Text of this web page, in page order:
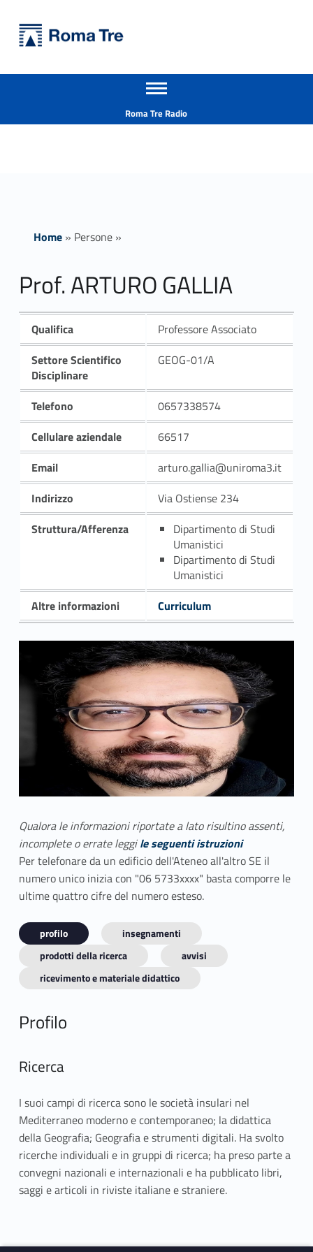
Prof. ARTURO GALLIA - Università Roma Tre
Apri il menu secondario
Roma Tre Radio
Home» Persone»
Prof. ARTURO GALLIA
Qualifica
Professore Associato
Settore Scientifico
Disciplinare
GEOG-01/A
Telefono
0657338574
Cellulare aziendale
66517
Email
arturo.gallia@uniroma3.it
Indirizzo
Via Ostiense 234
Struttura/Afferenza
Dipartimento di Studi
Umanistici
Dipartimento di Studi
Umanistici
Altre informazioni
Curriculum
Qualora le informazioni riportate a lato risultino assenti,
incomplete o errate leggile seguenti istruzioni
Per telefonare da un edificio dell'Ateneo all'altro SE il
numero unico inizia con "06 5733xxxx" basta comporre le
ultime quattro cifre del numero esteso.
profilo
insegnamenti
prodotti della ricerca
avvisi
ricevimento e materiale didattico
Profilo
Ricerca
I suoi campi di ricerca sono le società insulari nel
Mediterraneo moderno e contemporaneo; la didattica
della Geografia; Geografia e strumenti digitali. Ha svolto
ricerche individuali e in gruppi di ricerca; ha preso parte a
convegni nazionali e internazionali e ha pubblicato libri,
saggi e articoli in riviste italiane e straniere.